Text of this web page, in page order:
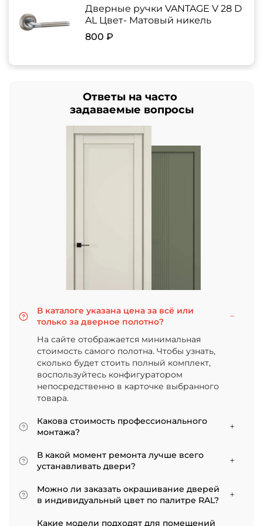
Дверные ручки VANTAGE V 28 D
AL Цвет- Матовый никель
800 ₽
Ответы на часто
задаваемые вопросы
В каталоге указана цена за всё или
только за дверное полотно?
На сайте отображается минимальная
стоимость самого полотна. Чтобы узнать,
сколько будет стоить полный комплект,
воспользуйтесь конфигуратором
непосредственно в карточке выбранного
товара.
Какова стоимость профессионального
монтажа?
Итоговая сумма зависит от типа отделки
двери и габаритов проема. Минимальная
цена за установку стандартной двери с
покрытием «экошпон» начинается от 5000
рублей.
В какой момент ремонта лучше всего
устанавливать двери?
Мы советуем приступать к монтажу после
того, как уложено напольное покрытие. В
противном случае из-за изменения уровня
пола полотно может не подойти по высоте, и
Можно ли заказать окрашивание дверей
в индивидуальный цвет по палитре RAL?
Да, такая возможность есть. В нашем
Какие модели подходят для помещений